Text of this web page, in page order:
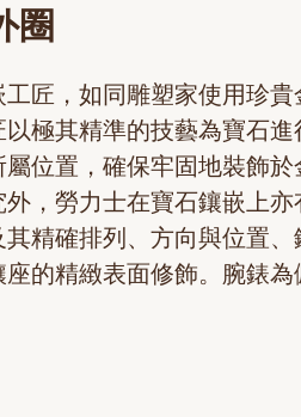
圈
匠，如同雕塑家使用珍
以極其精準的技藝為寶石
位置，確保牢固地裝飾
外，勞力士在寶石鑲嵌上
其精確排列、方向與位置
座的精緻表面修飾。腕錶